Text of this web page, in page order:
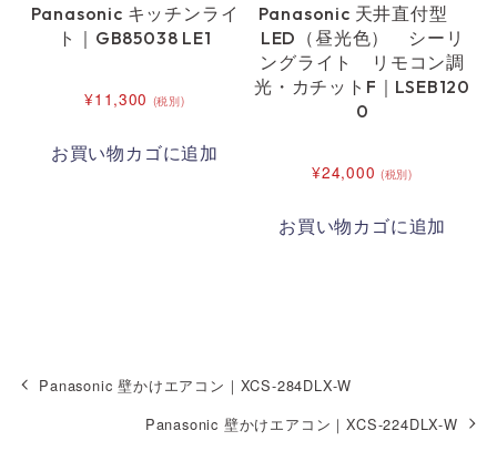
Panasonic キッチンライ
ト｜GB85038 LE1
¥11,300 (税別)
お買い物カゴに追加
Panasonic 天井直付型
LED（昼光色） シーリ
ングライト リモコン調
光・カチットF｜LSEB120
0
¥24,000 (税別)
お買い物カゴに追加
Panasonic 壁かけエアコン｜XCS-284DLX-W
Panasonic 壁かけエアコン｜XCS-224DLX-W